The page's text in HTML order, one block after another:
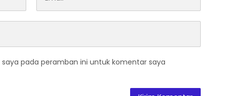
pada peramban ini untuk komentar saya